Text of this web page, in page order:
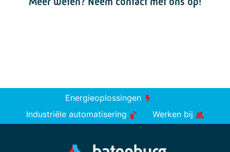
Energieoplossingen
Industriële automatisering
Werken bij